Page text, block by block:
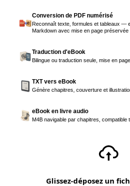
Conversion de PDF numérisé
Reconnaît texte, formules et tableaux —
Markdown avec mise en page préservée
Traduction d'eBook
Bilingue ou traduction seule, mise en
TXT vers eBook
Génère chapitres, couverture et
eBook en livre audio
M4B navigable par chapitres, compatible
Glissez-déposez un